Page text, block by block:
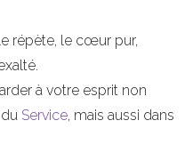
répète, le cœur pur,
à votre esprit non
Service, mais aussi dans